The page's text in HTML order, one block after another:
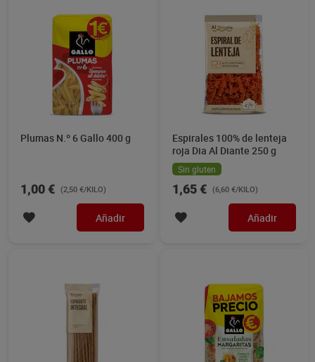
Plumas N.º 6 Gallo 400 g
1,00 € (2,50 €/KILO)
Añadir
Espirales 100% de lenteja
roja Dia Al Diante 250 g
Sin gluten
1,65 € (6,60 €/KILO)
Añadir